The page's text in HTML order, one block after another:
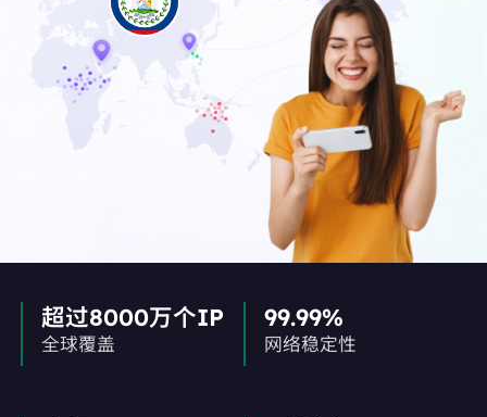
超过8000万个IP
全球覆盖
99.99%
网络稳定性